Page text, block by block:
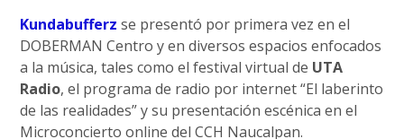
Kundabufferz se presentó por primera vez en el
DOBERMAN Centro y en diversos espacios enfocados
a la música, tales como el festival virtual de UTA
Radio, el programa de radio por internet “El laberinto
de las realidades” y su presentación escénica en el
Microconcierto online del CCH Naucalpan.